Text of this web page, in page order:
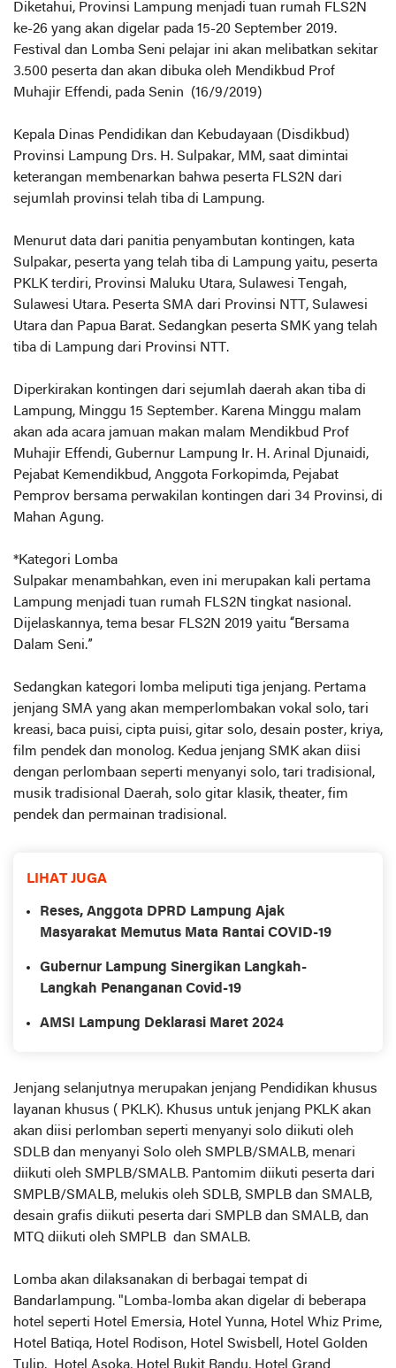
Diketahui, Provinsi Lampung menjadi tuan rumah FLS2N
ke-26 yang akan digelar pada 15-20 September 2019.
Festival dan Lomba Seni pelajar ini akan melibatkan sekitar
3.500 peserta dan akan dibuka oleh Mendikbud Prof
Muhajir Effendi, pada Senin (16/9/2019)
Kepala Dinas Pendidikan dan Kebudayaan (Disdikbud)
Provinsi Lampung Drs. H. Sulpakar, MM, saat dimintai
keterangan membenarkan bahwa peserta FLS2N dari
sejumlah provinsi telah tiba di Lampung.
Menurut data dari panitia penyambutan kontingen, kata
Sulpakar, peserta yang telah tiba di Lampung yaitu, peserta
PKLK terdiri, Provinsi Maluku Utara, Sulawesi Tengah,
Sulawesi Utara. Peserta SMA dari Provinsi NTT, Sulawesi
Utara dan Papua Barat. Sedangkan peserta SMK yang telah
tiba di Lampung dari Provinsi NTT.
Diperkirakan kontingen dari sejumlah daerah akan tiba di
Lampung, Minggu 15 September. Karena Minggu malam
akan ada acara jamuan makan malam Mendikbud Prof
Muhajir Effendi, Gubernur Lampung Ir. H. Arinal Djunaidi,
Pejabat Kemendikbud, Anggota Forkopimda, Pejabat
Pemprov bersama perwakilan kontingen dari 34 Provinsi, di
Mahan Agung.
*Kategori Lomba
Sulpakar menambahkan, even ini merupakan kali pertama
Lampung menjadi tuan rumah FLS2N tingkat nasional.
Dijelaskannya, tema besar FLS2N 2019 yaitu “Bersama
Dalam Seni.”
Sedangkan kategori lomba meliputi tiga jenjang. Pertama
jenjang SMA yang akan memperlombakan vokal solo, tari
kreasi, baca puisi, cipta puisi, gitar solo, desain poster, kriya,
film pendek dan monolog. Kedua jenjang SMK akan diisi
dengan perlombaan seperti menyanyi solo, tari tradisional,
musik tradisional Daerah, solo gitar klasik, theater, fim
pendek dan permainan tradisional.
LIHAT JUGA
Reses, Anggota DPRD Lampung Ajak
Masyarakat Memutus Mata Rantai COVID-19
Gubernur Lampung Sinergikan Langkah-
Langkah Penanganan Covid-19
AMSI Lampung Deklarasi Maret 2024
Jenjang selanjutnya merupakan jenjang Pendidikan khusus
layanan khusus ( PKLK). Khusus untuk jenjang PKLK akan
akan diisi perlomban seperti menyanyi solo diikuti oleh
SDLB dan menyanyi Solo oleh SMPLB/SMALB, menari
diikuti oleh SMPLB/SMALB. Pantomim diikuti peserta dari
SMPLB/SMALB, melukis oleh SDLB, SMPLB dan SMALB,
desain grafis diikuti peserta dari SMPLB dan SMALB, dan
MTQ diikuti oleh SMPLB dan SMALB.
Lomba akan dilaksanakan di berbagai tempat di
Bandarlampung. "Lomba-lomba akan digelar di beberapa
hotel seperti Hotel Emersia, Hotel Yunna, Hotel Whiz Prime,
Hotel Batiqa, Hotel Rodison, Hotel Swisbell, Hotel Golden